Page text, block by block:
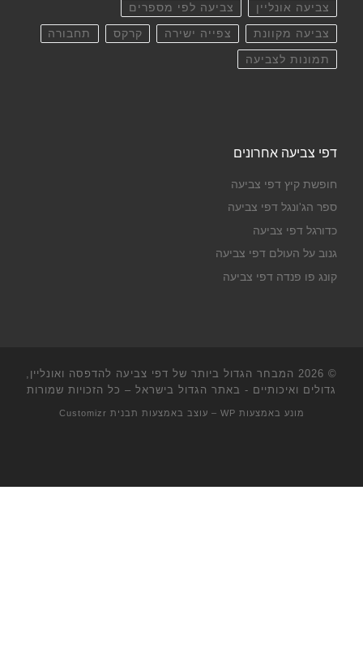
צביעה אונליין צביעה לפי מספרים
צביעה מקוונת צפייה ישירה קרקס תחבורה
תמונות לצביעה
דפי צביעה אחרונים
חופשת קיץ דפי צביעה
ספר הג'ונגל דפי צביעה
כדורגל דפי צביעה
גנוב על העולם דפי צביעה
קונג פו פנדה דפי צביעה
© 2026
המבחר הגדול ביותר של דפי צביעה להדפסה ואונליין,
גדולים ואיכותיים - באתר הגדול בישראל – כל הזכויות שמורות
מונע באמצעות WP – עוצב באמצעות תבנית Customizr